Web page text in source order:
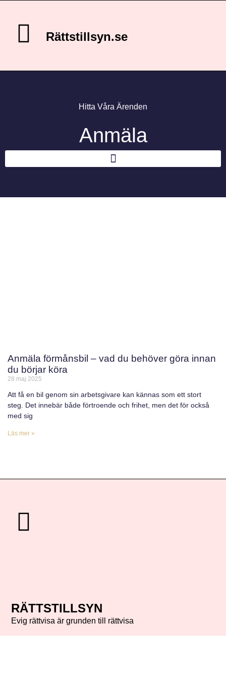
Rättstillsyn.se
Hitta Våra Ärenden
Anmäla
Anmäla förmånsbil – vad du behöver göra innan
du börjar köra
28 maj 2025
Att få en bil genom sin arbetsgivare kan kännas som ett stort
steg. Det innebär både förtroende och frihet, men det för också
med sig
Läs mer »
RÄTTSTILLSYN
Evig rättvisa är grunden till rättvisa